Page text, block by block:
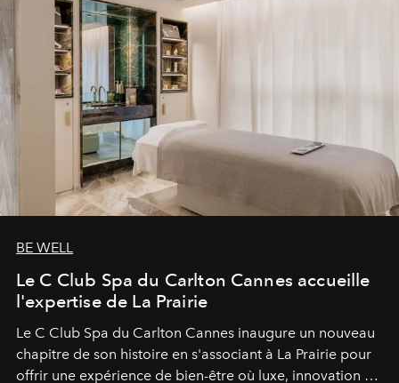
BE WELL
Le C Club Spa du Carlton Cannes accueille
l'expertise de La Prairie
Le C Club Spa du Carlton Cannes inaugure un nouveau
chapitre de son histoire en s'associant à La Prairie pour
offrir une expérience de bien-être où luxe, innovation et